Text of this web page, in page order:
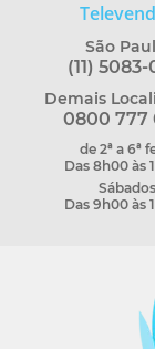
São
(11) 5083-
Demais
0800 777
de 2ª a 6ª
Das 8h00 às
Sábados
Das 9h00 às